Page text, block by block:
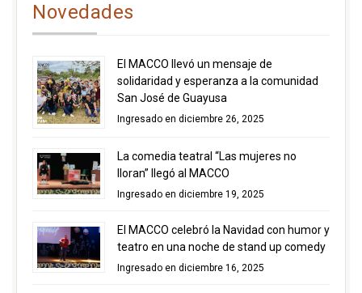
Novedades
El MACCO llevó un mensaje de
solidaridad y esperanza a la comunidad
San José de Guayusa
Ingresado en diciembre 26, 2025
La comedia teatral “Las mujeres no
lloran” llegó al MACCO
Ingresado en diciembre 19, 2025
El MACCO celebró la Navidad con humor y
teatro en una noche de stand up comedy
Ingresado en diciembre 16, 2025